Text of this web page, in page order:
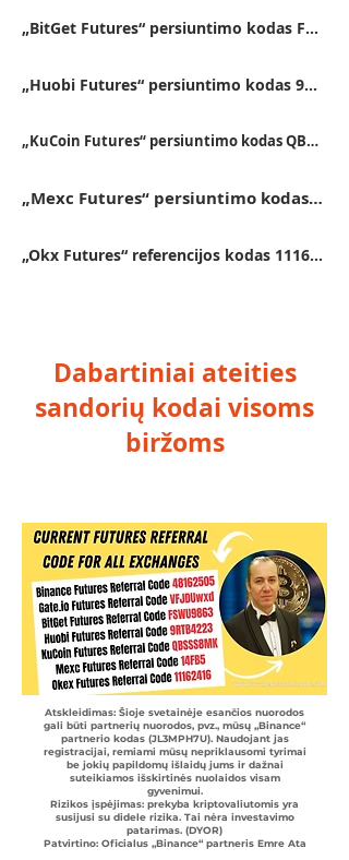
„BitGet Futures“ persiuntimo kodas FSWU9863
„Huobi Futures“ persiuntimo kodas 9RTB4223
„KuCoin Futures“ persiuntimo kodas QBSSS8MK
„Mexc Futures“ persiuntimo kodas 14FB5
„Okx Futures“ referencijos kodas 11162416
Dabartiniai ateities
sandorių kodai visoms
biržoms
Atskleidimas: Šioje svetainėje esančios nuorodos
gali būti partnerių nuorodos, pvz., mūsų „Binance“
partnerio kodas (JL3MPH7U). Naudojant jas
registracijai, remiami mūsų nepriklausomi tyrimai
be jokių papildomų išlaidų jums ir dažnai
suteikiamos išskirtinės nuolaidos visam
gyvenimui.
Rizikos įspėjimas: prekyba kriptovaliutomis yra
susijusi su didele rizika. Tai nėra investavimo
patarimas. (DYOR)
Patvirtino: Oficialus „Binance“ partneris Emre Ata